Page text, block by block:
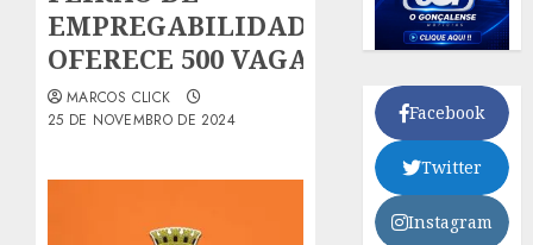
EMPREGABILIDADE
OFERECE 500 VAGAS
MARCOS CLICK
25 DE NOVEMBRO DE 2024
Facebook
Twitter
Instagram